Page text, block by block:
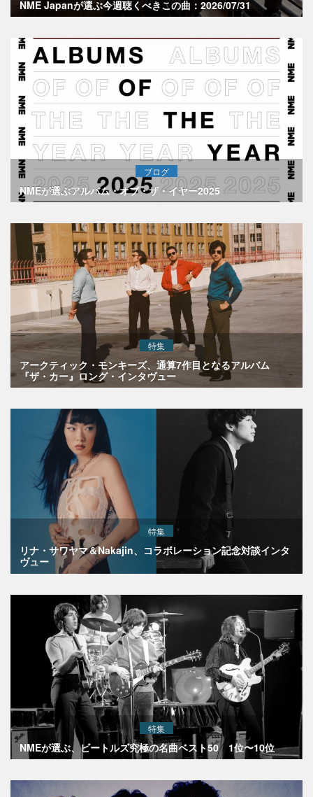
NME Japanが選ぶ今週聴くべきこの曲：2026/07/31
ブログ
NMEが選ぶアルバム・オブ・ザ・イヤー2025
特集
アークティック・モンキーズ、通算7作目となるアルバム
『ザ・カー』ロング・インタヴュー
特集
リナ・サワヤマ＆Nakajin、コラボレーション記念対談インタ
ヴュー
特集
NMEが選ぶ、ビートルズ究極の名曲ベスト50 1位〜10位